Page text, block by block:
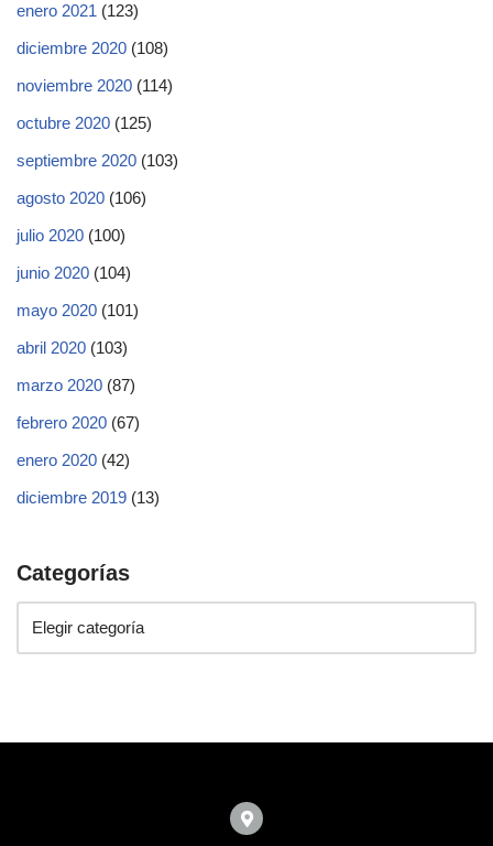
enero 2021 (123)
diciembre 2020 (108)
noviembre 2020 (114)
octubre 2020 (125)
septiembre 2020 (103)
agosto 2020 (106)
julio 2020 (100)
junio 2020 (104)
mayo 2020 (101)
abril 2020 (103)
marzo 2020 (87)
febrero 2020 (67)
enero 2020 (42)
diciembre 2019 (13)
Categorías